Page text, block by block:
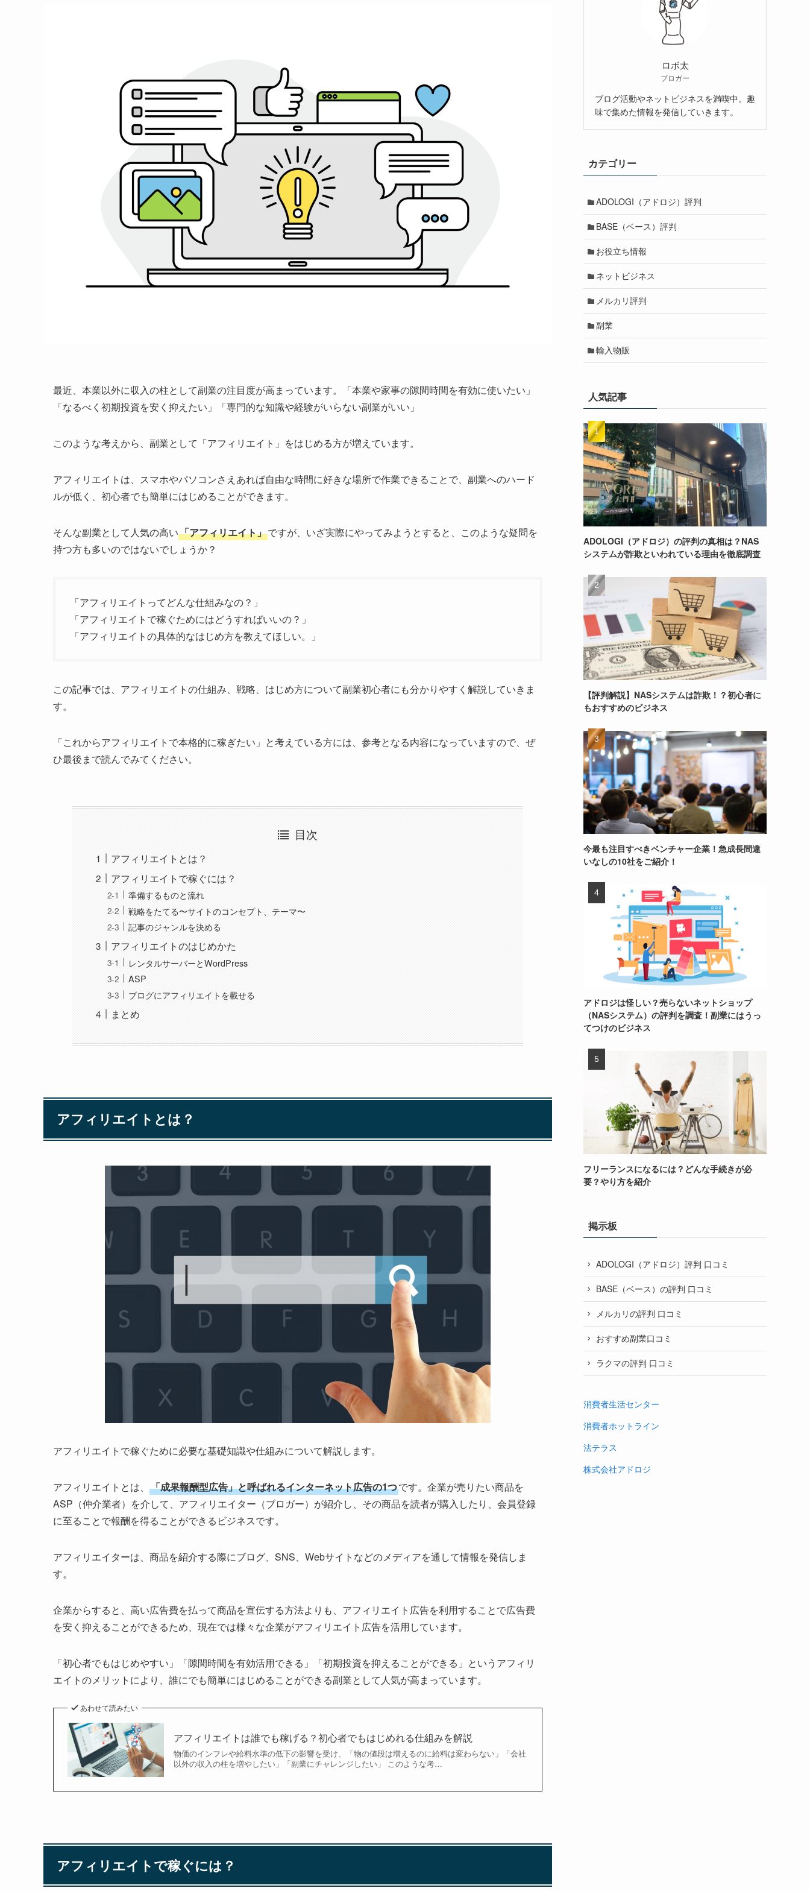
最近、本業以外に収入の柱として副業の注目度が高まっています。「本業や家事の隙間時間を有効に使いたい」
「なるべく初期投資を安く抑えたい」「専門的な知識や経験がいらない副業がいい」
このような考えから、副業として「アフィリエイト」をはじめる方が増えています。
アフィリエイトは、スマホやパソコンさえあれば自由な時間に好きな場所で作業できることで、副業へのハード
ルが低く、初心者でも簡単にはじめることができます。
そんな副業として人気の高い「アフィリエイト」ですが、いざ実際にやってみようとすると、このような疑問を
持つ方も多いのではないでしょうか？
「アフィリエイトってどんな仕組みなの？」
「アフィリエイトで稼ぐためにはどうすればいいの？」
「アフィリエイトの具体的なはじめ方を教えてほしい。」
この記事では、アフィリエイトの仕組み、戦略、はじめ方について副業初心者にも分かりやすく解説していきま
す。
「これからアフィリエイトで本格的に稼ぎたい」と考えている方には、参考となる内容になっていますので、ぜ
ひ最後まで読んでみてください。
目次
アフィリエイトとは？
アフィリエイトで稼ぐには？
準備するものと流れ
戦略をたてる〜サイトのコンセプト、テーマ〜
記事のジャンルを決める
アフィリエイトのはじめかた
レンタルサーバーとWordPress
ASP
ブログにアフィリエイトを載せる
まとめ
アフィリエイトとは？
アフィリエイトで稼ぐために必要な基礎知識や仕組みについて解説します。
アフィリエイトとは、 「成果報酬型広告」と呼ばれるインターネット広告の1つです。企業が売りたい商品を
ASP（仲介業者）を介して、アフィリエイター（ブロガー）が紹介し、その商品を読者が購入したり、会員登録
に至ることで報酬を得ることができるビジネスです。
アフィリエイターは、商品を紹介する際にブログ、SNS、Webサイトなどのメディアを通して情報を発信しま
す。
企業からすると、高い広告費を払って商品を宣伝する方法よりも、アフィリエイト広告を利用することで広告費
を安く抑えることができるため、現在では様々な企業がアフィリエイト広告を活用しています。
「初心者でもはじめやすい」「隙間時間を有効活用できる」「初期投資を抑えることができる」というアフィリ
エイトのメリットにより、誰にでも簡単にはじめることができる副業として人気が高まっています。
あわせて読みたい
アフィリエイトは誰でも稼げる？初心者でもはじめれる仕組みを解説
物価のインフレや給料水準の低下の影響を受け、「物の値段は増えるのに給料は変わらない」「会社
以外の収入の柱を増やしたい」「副業にチャレンジしたい」 このような考…
アフィリエイトで稼ぐには？
ロボ太
ブロガー
ブログ活動やネットビジネスを満喫中。趣
味で集めた情報を発信していきます。
カテゴリー
ADOLOGI（アドロジ）評判
BASE（ベース）評判
お役立ち情報
ネットビジネス
メルカリ評判
副業
輸入物販
人気記事
ADOLOGI（アドロジ）の評判の真相は？NAS
システムが詐欺といわれている理由を徹底調査
【評判解説】NASシステムは詐欺！？初心者に
もおすすめのビジネス
今最も注目すべきベンチャー企業！急成長間違
いなしの10社をご紹介！
アドロジは怪しい？売らないネットショップ
（NASシステム）の評判を調査！副業にはうっ
てつけのビジネス
フリーランスになるには？どんな手続きが必
要？やり方を紹介
掲示板
ADOLOGI（アドロジ）評判 口コミ
BASE（ベース）の評判 口コミ
メルカリの評判 口コミ
おすすめ副業口コミ
ラクマの評判 口コミ
消費者生活センター
消費者ホットライン
法テラス
株式会社アドロジ